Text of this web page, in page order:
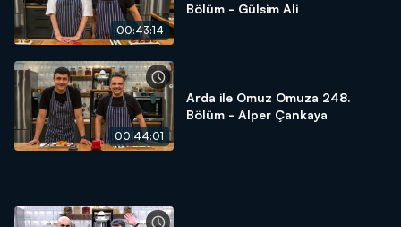
00:43:14
Bölüm - Gülsim Ali
00:44:01
Arda ile Omuz Omuza 248.
Bölüm - Alper Çankaya